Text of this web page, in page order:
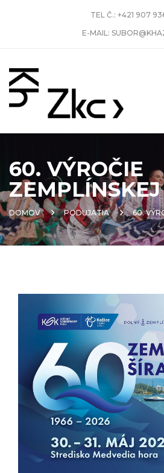
TEL Č.: +421 907
E-MAIL:
60. VÝROČIE
DOMOV PODUJATIA 60.